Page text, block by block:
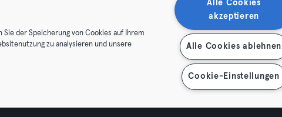
Rescindir contratos aquí
der Speicherung von Cookies auf Ihrem
zu analysieren und unsere
Alle Cookies
akzeptieren
Alle Cookies ablehnen
Cookie-Einstellungen